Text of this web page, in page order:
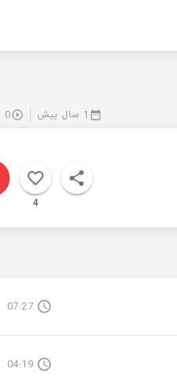
1 سال پیش 0
4
07:27
04:19